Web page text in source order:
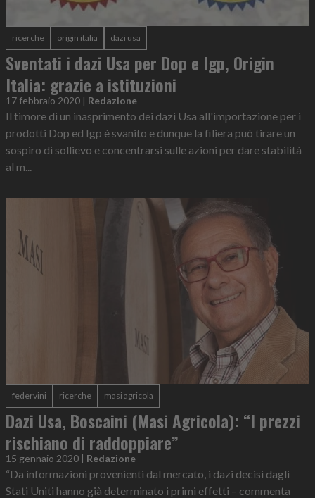
ricerche origin italia dazi usa
Sventati i dazi Usa per Dop e Igp, Origin
Italia: grazie a istituzioni
17 febbraio 2020 | Redazione
Il timore di un inasprimento dei dazi Usa all'importazione per i
prodotti Dop ed Igp è svanito e dunque la filiera può tirare un
sospiro di sollievo e concentrarsi sulle azioni per dare stabilità
al m...
federvini ricerche masi agricola
Dazi Usa, Boscaini (Masi Agricola): “I prezzi
rischiano di raddoppiare”
15 gennaio 2020 | Redazione
“Da informazioni provenienti dal mercato, i dazi decisi dagli
Stati Uniti hanno già determinato i primi effetti – commenta